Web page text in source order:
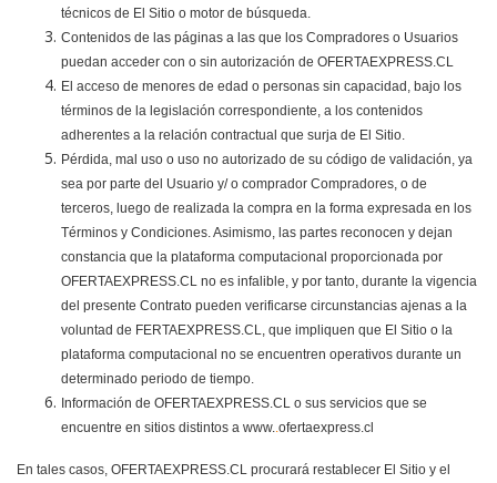
técnicos de El Sitio o motor de búsqueda.
Contenidos de las páginas a las que los Compradores o Usuarios
puedan acceder con o sin autorización de OFERTAEXPRESS.CL
El acceso de menores de edad o personas sin capacidad, bajo los
términos de la legislación correspondiente, a los contenidos
adherentes a la relación contractual que surja de El Sitio.
Pérdida, mal uso o uso no autorizado de su código de validación, ya
sea por parte del Usuario y/ o comprador Compradores, o de
terceros, luego de realizada la compra en la forma expresada en los
Términos y Condiciones. Asimismo, las partes reconocen y dejan
constancia que la plataforma computacional proporcionada por
OFERTAEXPRESS.CL no es infalible, y por tanto, durante la vigencia
del presente Contrato pueden verificarse circunstancias ajenas a la
voluntad de FERTAEXPRESS.CL, que impliquen que El Sitio o la
plataforma computacional no se encuentren operativos durante un
determinado periodo de tiempo.
Información de OFERTAEXPRESS.CL o sus servicios que se
encuentre en sitios distintos a www..ofertaexpress.cl
En tales casos, OFERTAEXPRESS.CL procurará restablecer El Sitio y el